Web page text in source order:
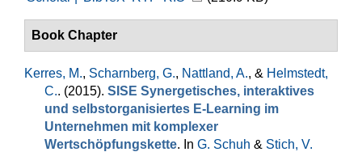
Book Chapter
Kerres, M., Scharnberg, G., Nattland, A., & Helmstedt,
C.. (2015). SISE Synergetisches, interaktives
und selbstorganisiertes E-Learning im
Unternehmen mit komplexer
Wertschöpfungskette. In G. Schuh & Stich, V.